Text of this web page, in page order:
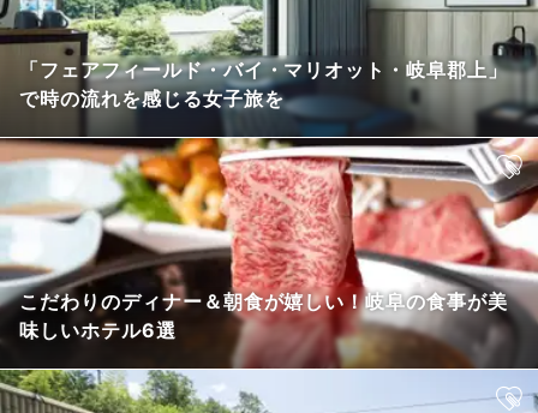
「フェアフィールド・バイ・マリオット・岐阜郡上」
で時の流れを感じる女子旅を
こだわりのディナー＆朝食が嬉しい！岐阜の食事が美
味しいホテル6選